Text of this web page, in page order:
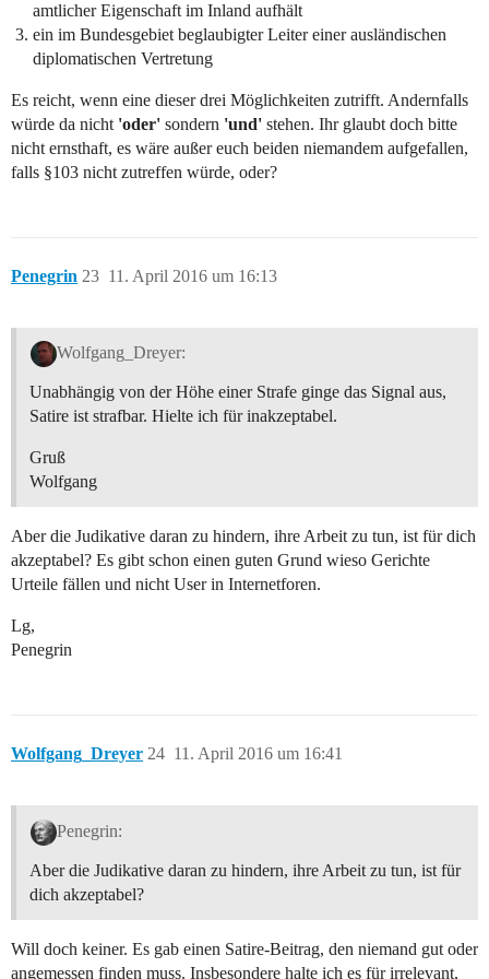
amtlicher Eigenschaft im Inland aufhält
ein im Bundesgebiet beglaubigter Leiter einer ausländischen
diplomatischen Vertretung
Es reicht, wenn eine dieser drei Möglichkeiten zutrifft. Andernfalls
würde da nicht 'oder' sondern 'und' stehen. Ihr glaubt doch bitte
nicht ernsthaft, es wäre außer euch beiden niemandem aufgefallen,
falls §103 nicht zutreffen würde, oder?
Penegrin 11. April 2016 um 16:13
23
Wolfgang_Dreyer:
Unabhängig von der Höhe einer Strafe ginge das Signal aus,
Satire ist strafbar. Hielte ich für inakzeptabel.
Gruß
Wolfgang
Aber die Judikative daran zu hindern, ihre Arbeit zu tun, ist für dich
akzeptabel? Es gibt schon einen guten Grund wieso Gerichte
Urteile fällen und nicht User in Internetforen.
Lg,
Penegrin
Wolfgang_Dreyer 11. April 2016 um 16:41
24
Penegrin:
Aber die Judikative daran zu hindern, ihre Arbeit zu tun, ist für
dich akzeptabel?
Will doch keiner. Es gab einen Satire-Beitrag, den niemand gut oder
angemessen finden muss. Insbesondere halte ich es für irrelevant,